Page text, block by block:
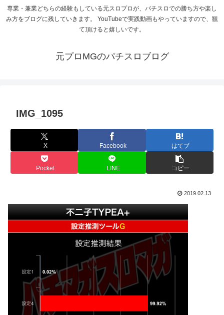
専業・兼業どちらの経験もしている元スロプロが、パチスロでの勝ち方や楽し
み方をブログに残していきます。 YouTubeで実践動画もやっていますので、観
て頂けると嬉しいです。
元プロMGのパチスロブログ
IMG_1095
X Facebook はてブ
Pocket LINE コピー
2019.02.13